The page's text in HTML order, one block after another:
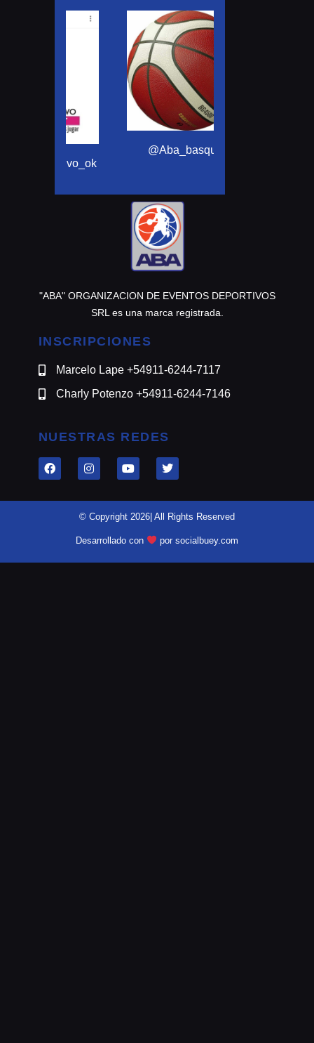
@Aba_basquet
"ABA" ORGANIZACION DE EVENTOS DEPORTIVOS
SRL es una marca registrada.
INSCRIPCIONES
Marcelo Lape +54911-6244-7117
Charly Potenzo +54911-6244-7146
NUESTRAS REDES
© Copyright 2026| All Rights Reserved
Desarrollado con por socialbuey.com